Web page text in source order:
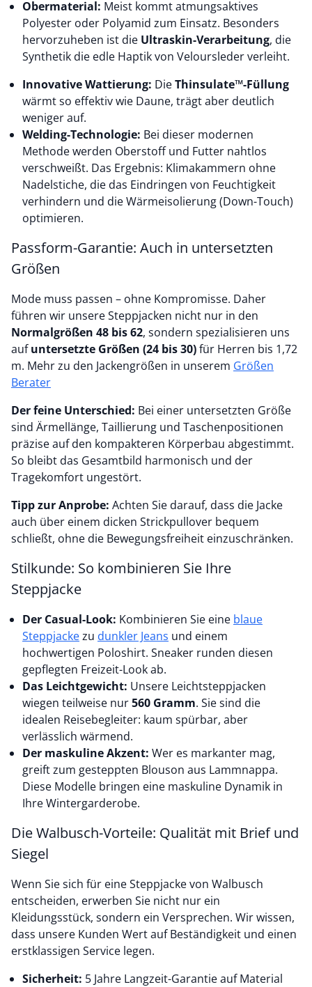
Obermaterial: Meist kommt atmungsaktives
Polyester oder Polyamid zum Einsatz. Besonders
hervorzuheben ist die Ultraskin-Verarbeitung, die
Synthetik die edle Haptik von Veloursleder verleiht.
Innovative Wattierung: DieThinsulate™-Füllung
wärmt so effektiv wie Daune, trägt aber deutlich
weniger auf.
Welding-Technologie: Bei dieser modernen
Methode werden Oberstoff und Futter nahtlos
verschweißt. Das Ergebnis: Klimakammern ohne
Nadelstiche, die das Eindringen von Feuchtigkeit
verhindern und die Wärmeisolierung (Down-Touch)
optimieren.
Passform-Garantie: Auch in untersetzten
Größen
Mode muss passen – ohne Kompromisse. Daher
führen wir unsere Steppjacken nicht nur in den
Normalgrößen 48 bis 62, sondern spezialisieren uns
aufuntersetzte Größen (24 bis 30)für Herren bis 1,72
m. Mehr zu den Jackengrößen in unserem Größen
Berater
Der feine Unterschied: Bei einer untersetzten Größe
sind Ärmellänge, Taillierung und Taschenpositionen
präzise auf den kompakteren Körperbau abgestimmt.
So bleibt das Gesamtbild harmonisch und der
Tragekomfort ungestört.
Tipp zur Anprobe: Achten Sie darauf, dass die Jacke
auch über einem dicken Strickpullover bequem
schließt, ohne die Bewegungsfreiheit einzuschränken.
Stilkunde: So kombinieren Sie Ihre
Steppjacke
Der Casual-Look: Kombinieren Sie eine blaue
Steppjackezu dunkler Jeans und einem
hochwertigen Poloshirt. Sneaker runden diesen
gepflegten Freizeit-Look ab.
Das Leichtgewicht: Unsere Leichtsteppjacken
wiegen teilweise nur560 Gramm. Sie sind die
idealen Reisebegleiter: kaum spürbar, aber
verlässlich wärmend.
Der maskuline Akzent: Wer es markanter mag,
greift zum gesteppten Blouson aus Lammnappa.
Diese Modelle bringen eine maskuline Dynamik in
Ihre Wintergarderobe.
Die Walbusch-Vorteile: Qualität mit Brief und
Siegel
Wenn Sie sich für eine Steppjacke von Walbusch
entscheiden, erwerben Sie nicht nur ein
Kleidungsstück, sondern ein Versprechen. Wir wissen,
dass unsere Kunden Wert auf Beständigkeit und einen
erstklassigen Service legen.
Sicherheit: 5 Jahre Langzeit-Garantie auf Material